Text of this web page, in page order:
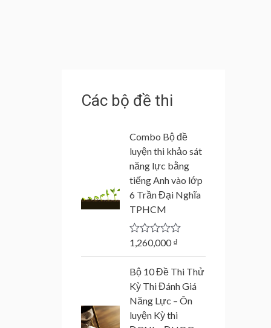
Các bộ đề thi
Combo Bộ đề
luyện thi khảo sát
năng lực bằng
tiếng Anh vào lớp
6 Trần Đại Nghĩa
TPHCM
R
e
d
0
o
u
t
1,260,000₫
Bộ 10 Đề Thi Thử
Kỳ Thi Đánh Giá
Năng Lực – Ôn
luyện Kỳ thi